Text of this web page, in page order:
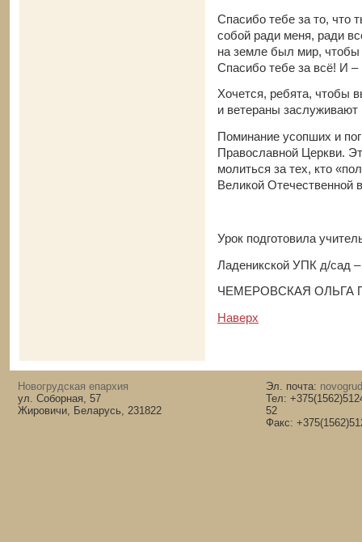
Спасибо тебе за то,
собой ради меня, ради
на земле был мир, чтобы
Спасибо тебе за всё! И
Хочется, ребята, чтобы
и ветераны
Поминание усопших и
Православной Церкви.
молиться за тех, кто
Великой Отечественной
Урок подготовила
Ладеникской УПК д/сад
ЧЕМЕРОВСКАЯ ОЛЬГА
Наверх
Новогрудская епархия
ул. Соборная, 57
Жировичи, Беларусь, 231822
Эл. почта:
Тел:
52
Факс: